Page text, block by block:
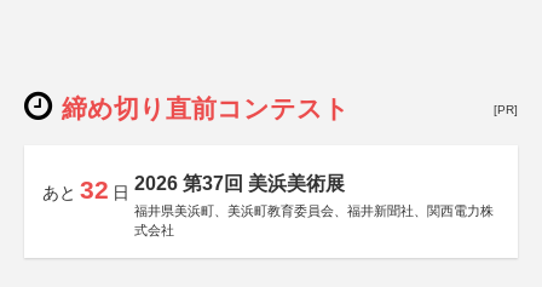
締め切り直前コンテスト [PR]
あと 32 日 2026 第37回 美浜美術展
福井県美浜町、美浜町教育委員会、福井新聞社、関西電力株
式会社